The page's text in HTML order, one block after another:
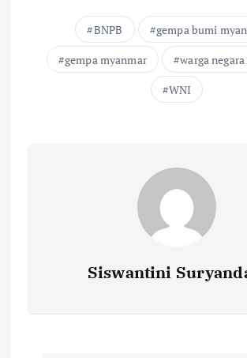
BNPB
gempa bumi
gempa myanmar
warga
WNI
Siswantini